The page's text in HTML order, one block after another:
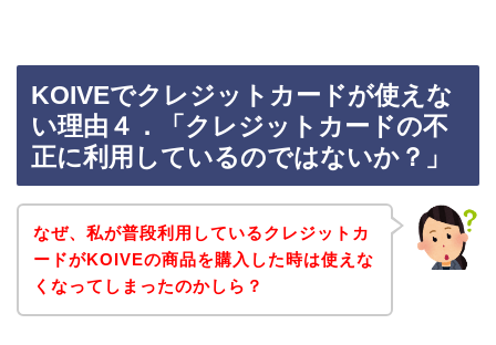
KOIVEでクレジットカードが使えな
い理由４．「クレジットカードの不
正に利用しているのではないか？」
なぜ、私が普段利用しているクレジットカ
ードがKOIVEの商品を購入した時は使えな
くなってしまったのかしら？